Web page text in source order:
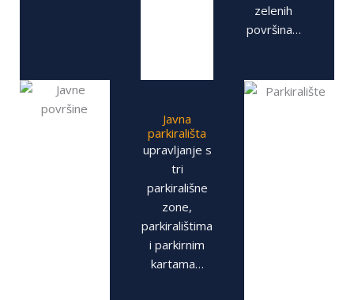
zelenih
površina…
Javna
parkirališta
upravljanje s
tri
parkirališne
zone,
parkiralištima
i parkirnim
kartama…